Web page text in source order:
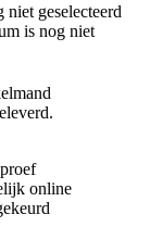
niet geselecteerd
is nog niet
online